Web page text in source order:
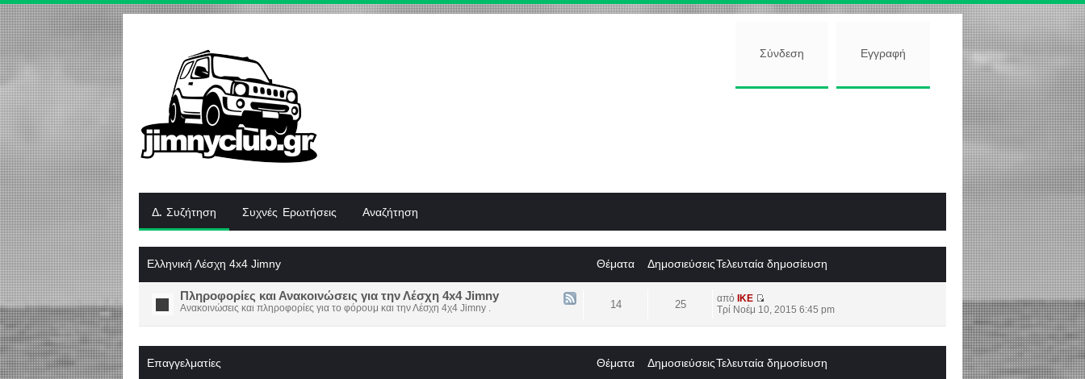
Σύνδεση Εγγραφή
Δ. Συζήτηση Συχνές Ερωτήσεις Αναζήτηση
Ελληνική Λέσχη 4x4 Jimny Θέματα ΔημοσιεύσειςΤελευταία δημοσίευση
Πληροφορίες και Ανακοινώσεις για την Λέσχη 4x4 Jimny
Ανακοινώσεις και πληροφορίες για το φόρουμ και την Λέσχη 4χ4 Jimny . 14 25 από
IKE
Τρί Νοέμ 10, 2015 6:45 pm
Επαγγελματίες Θέματα ΔημοσιεύσειςΤελευταία δημοσίευση